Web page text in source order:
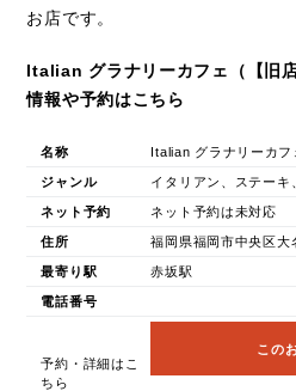
お店です。
Italian グラナリーカフェ（【旧
情報や予約はこちら
名称 Italian グラナリーカフ
ジャンル イタリアン、ステーキ
ネット予約 ネット予約は未対応
住所 福岡県福岡市中央区大
最寄り駅 赤坂駅
電話番号
予約・詳細はこ
ちら
この